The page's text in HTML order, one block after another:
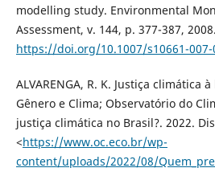
modelling study. Environmental
Assessment, v. 144, p. 377-387,
https://doi.org/10.1007/s10661-007-
ALVARENGA, R. K. Justiça climática
Gênero e Clima; Observatório do
justiça climática no Brasil?. 2022.
<https://www.oc.eco.br/wp-
content/uploads/2022/08/